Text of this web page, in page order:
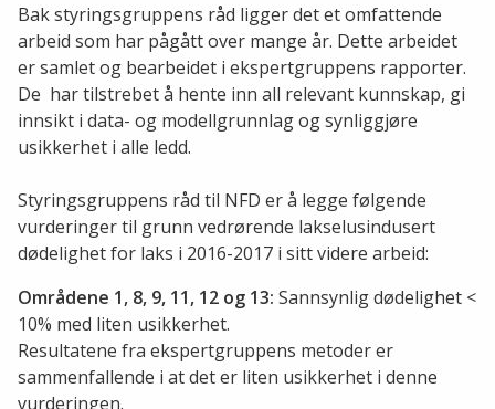
Bak styringsgruppens råd ligger det et omfattende
arbeid som har pågått over mange år. Dette arbeidet
er samlet og bearbeidet i ekspertgruppens rapporter.
De har tilstrebet å hente inn all relevant kunnskap, gi
innsikt i data- og modellgrunnlag og synliggjøre
usikkerhet i alle ledd.
Styringsgruppens råd til NFD er å legge følgende
vurderinger til grunn vedrørende lakselusindusert
dødelighet for laks i 2016-2017 i sitt videre arbeid:
Områdene 1, 8, 9, 11, 12 og 13: Sannsynlig dødelighet <
10% med liten usikkerhet.
Resultatene fra ekspertgruppens metoder er
sammenfallende i at det er liten usikkerhet i denne
vurderingen.